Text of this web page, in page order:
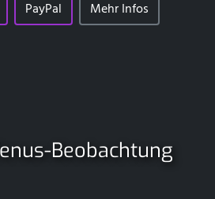
PayPal Mehr Infos
Beobachtung